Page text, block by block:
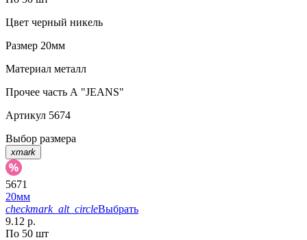
Цвет черный никель
Размер 20мм
Материал металл
Прочее часть А "JEANS"
Артикул 5674
Выбор размера
xmark
5671
20мм
checkmark_alt_circleВыбрать
9.12 р.
По 50 шт